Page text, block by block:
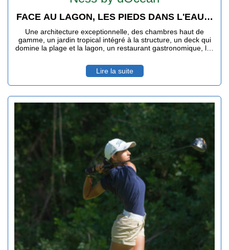
FACE AU LAGON, LES PIEDS DANS L'EAU…
Une architecture exceptionnelle, des chambres haut de
gamme, un jardin tropical intégré à la structure, un deck qui
domine la plage et la lagon, un restaurant gastronomique, les
Lire la suite